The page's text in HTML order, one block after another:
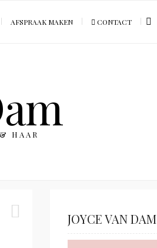
AFSPRAAK MAKEN CONTACT
HAAR
JOYCE VAN DAM